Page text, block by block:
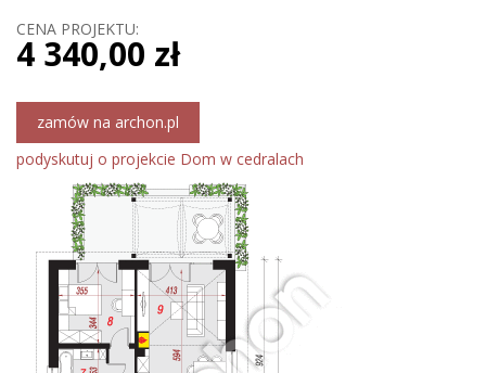
CENA PROJEKTU:
4 340,00 zł
zamów na archon.pl
podyskutuj o projekcie Dom w cedralach